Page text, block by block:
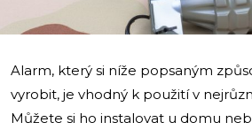
Alarm, který si níže popsaným
vyrobit, je vhodný k použití v
Můžete si ho instalovat u domu